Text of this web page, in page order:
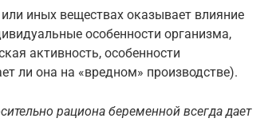
иных веществах оказывает влияние
особенности организма,
активность, особенности
ли она на «вредном» производстве).
рациона беременной всегда дает